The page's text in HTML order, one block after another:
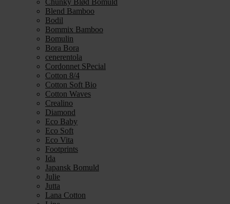
Chunky Blød Bomuld
Blend Bamboo
Bodil
Bommix Bamboo
Bomulin
Bora Bora
cenerentola
Cordonnet SPecial
Cotton 8/4
Cotton Soft Bio
Cotton Waves
Crealino
Diamond
Eco Baby
Eco Soft
Eco Vita
Footprints
Ida
Japansk Bomuld
Julie
Jutta
Lana Cotton